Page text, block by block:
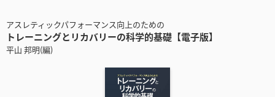
アスレティックパフォーマンス向上のための
トレーニングとリカバリーの科学的基礎【電子版】
平山 邦明(編)